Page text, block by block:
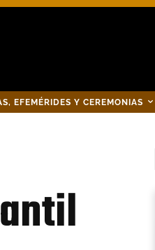
EFEMÉRIDES Y CEREMONIAS